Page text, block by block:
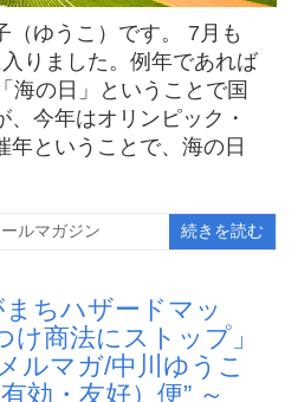
（ゆうこ）です。 7月も
りました。例年であれば
海の日」ということで国
、今年はオリンピック・
年ということで、海の日
ールマガジン 続きを読む
ちハザードマッ
け商法にストップ」
ルマガ/中川ゆうこ
効・友好）便” ～